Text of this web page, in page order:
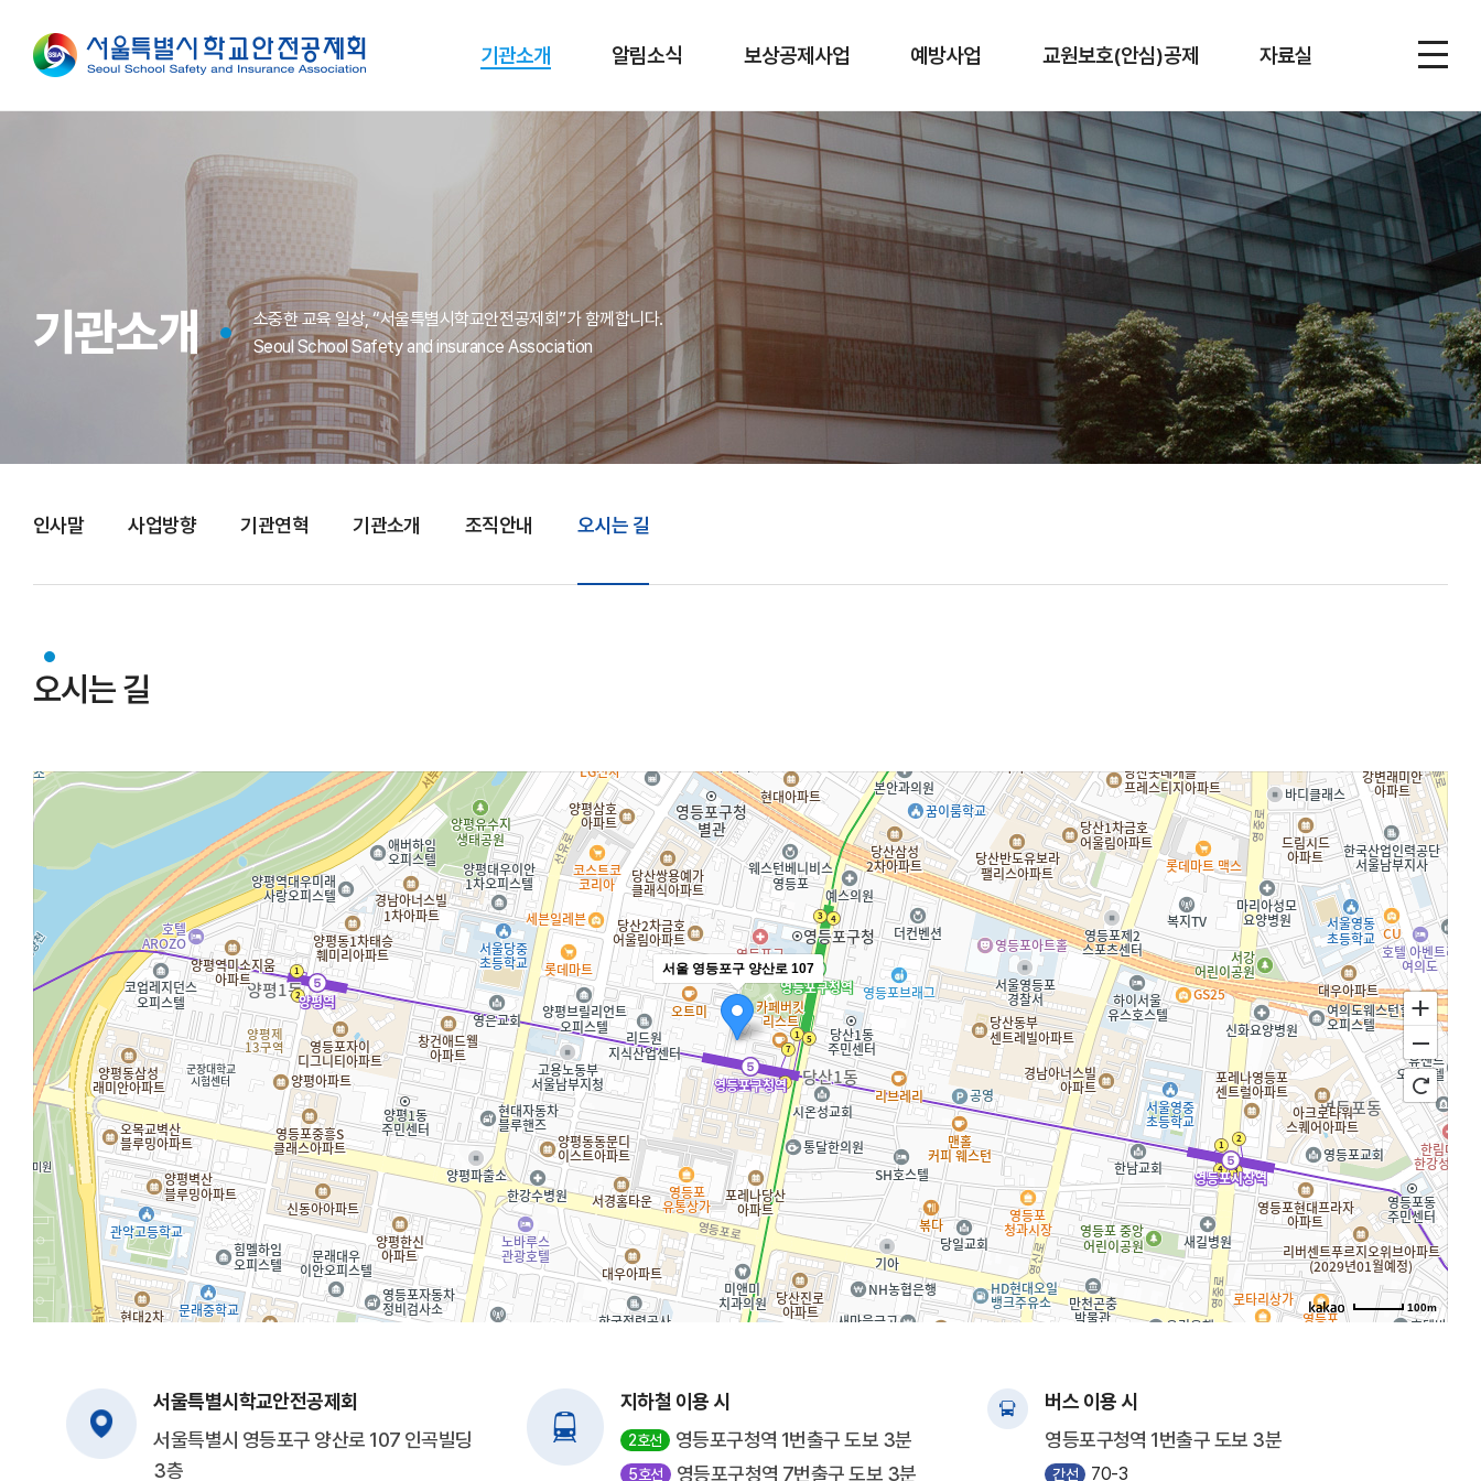
기관소개 알림소식 보상공제사업 예방사업 교원보호(안심)공제 자료실
기관소개
소중한 교육 일상, “서울특별시학교안전공제회”가 함께합니다.
Seoul School Safety and insurance Association
인사말 사업방향 기관연혁 기관소개 조직안내 오시는 길
오시는 길
서울 영등포구 양산로 107
100m
서울특별시학교안전공제회
서울특별시 영등포구 양산로 107 인곡빌딩
3층
지하철 이용 시
2호선 영등포구청역 1번출구 도보 3분
5호선 영등포구청역 7번출구 도보 3분
버스 이용 시
영등포구청역 1번출구 도보 3분
간선 70-3